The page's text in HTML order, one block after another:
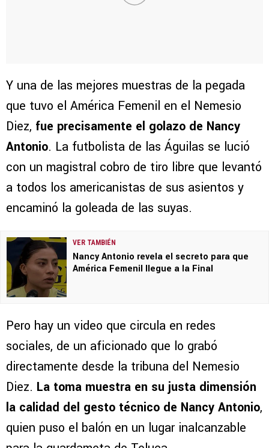
Y una de las mejores muestras de la pegada
que tuvo el América Femenil en el Nemesio
Diez, fue precisamente el golazo de Nancy
Antonio. La futbolista de las Águilas se lució
con un magistral cobro de tiro libre que levantó
a todos los americanistas de sus asientos y
encaminó la goleada de las suyas.
VER TAMBIÉN
Nancy Antonio revela el secreto para que
América Femenil llegue a la Final
Pero hay un video que circula en redes
sociales, de un aficionado que lo grabó
directamente desde la tribuna del Nemesio
Diez. La toma muestra en su justa dimensión
la calidad del gesto técnico de Nancy Antonio,
quien puso el balón en un lugar inalcanzable